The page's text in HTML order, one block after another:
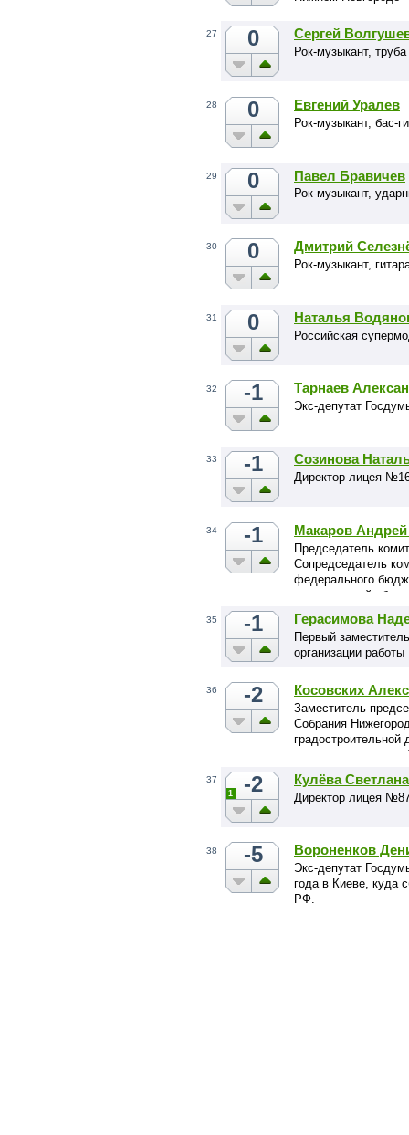
27 0 Сергей
Рок-музыкант,
28 0 Евгений Уралев
Рок-музыкант, бас-
29 0 Павел Бравичев
Рок-музыкант,
30 0 Дмитрий
Рок-музыкант,
31 0 Наталья
Российская
32 -1 Тарнаев
Экс-депутат
33 -1 Созинова
Директор лицея
34 -1 Макаров
Председатель
Сопредседатель
федерального
национальной
Член комиссии ГД
предназначенных
35 -1 Герасимова
Первый
организации
36 -2 Косовских
Заместитель
Собрания
коммунального
37 -2
1
Кулёва
Директор лицея
38 -5 Вороненков
Экс-депутат
года в Киеве, куда
РФ.